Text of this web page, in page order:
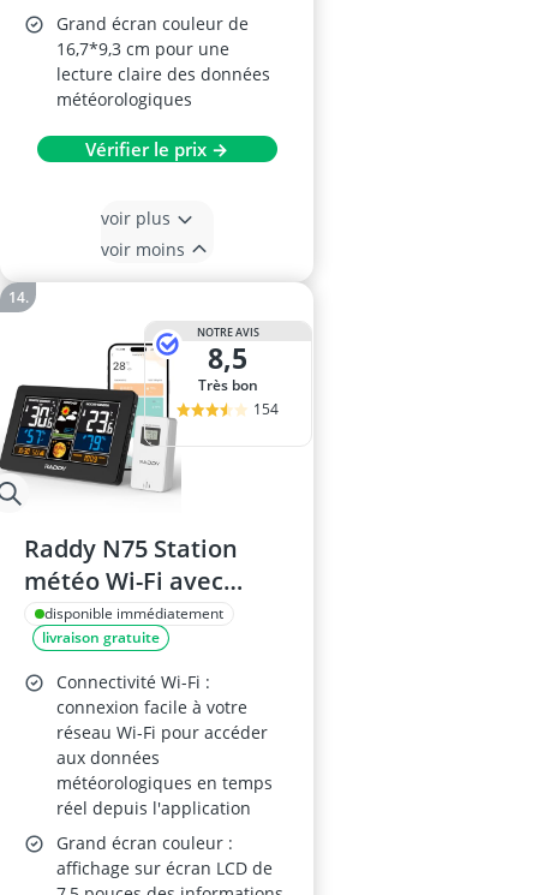
Grand écran couleur de
16,7*9,3 cm pour une
lecture claire des données
météorologiques
Vérifier le prix →
voir plus
voir moins
NOTRE AVIS
8,5
Très bon
154
Raddy N75 Station
météo Wi-Fi avec
capteur extérieur
disponible immédiatement
livraison gratuite
Connectivité Wi-Fi :
connexion facile à votre
réseau Wi-Fi pour accéder
aux données
météorologiques en temps
réel depuis l'application
Grand écran couleur :
affichage sur écran LCD de